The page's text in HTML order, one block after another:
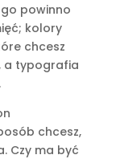
powinno
kolory
chcesz
a typografia
chcesz,
Czy ma być